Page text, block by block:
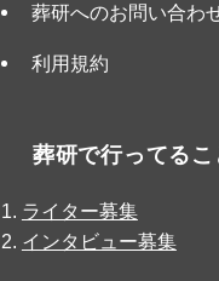
葬研へのお問い合わ
利用規約
葬研で行ってるこ
ライター募集
インタビュー募集